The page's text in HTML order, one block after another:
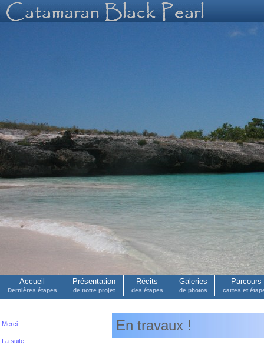
Accueil
Dernières étapes
Présentation
de notre projet
Récits
des étapes
Galeries
de photos
Parcours
cartes et
Merci...
La suite...
En travaux !